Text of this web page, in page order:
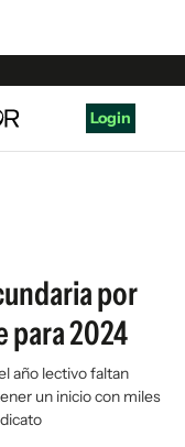
Login
por
para 2024
año lectivo faltan
un inicio con miles